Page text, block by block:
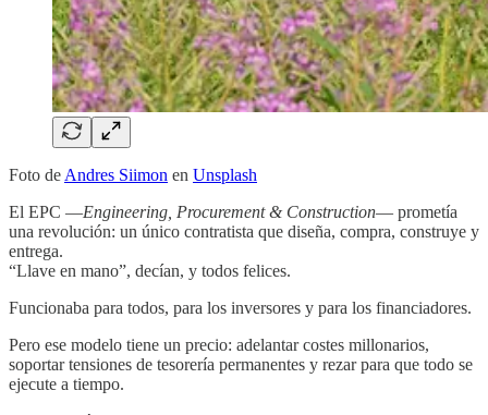
Foto de Andres Siimon en Unsplash
El EPC —Engineering, Procurement & Construction— prometía
una revolución: un único contratista que diseña, compra, construye y
entrega.
“Llave en mano”, decían, y todos felices.
Funcionaba para todos, para los inversores y para los financiadores.
Pero ese modelo tiene un precio: adelantar costes millonarios,
soportar tensiones de tesorería permanentes y rezar para que todo se
ejecute a tiempo.